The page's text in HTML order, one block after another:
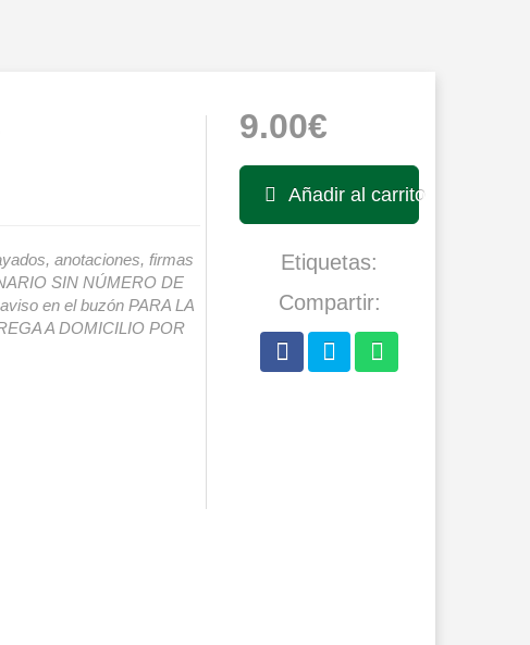
anotaciones, firmas
SIN NÚMERO DE
en el buzón PARA LA
A DOMICILIO POR
9.00€
Añadir al carrito
Etiquetas:
Compartir: